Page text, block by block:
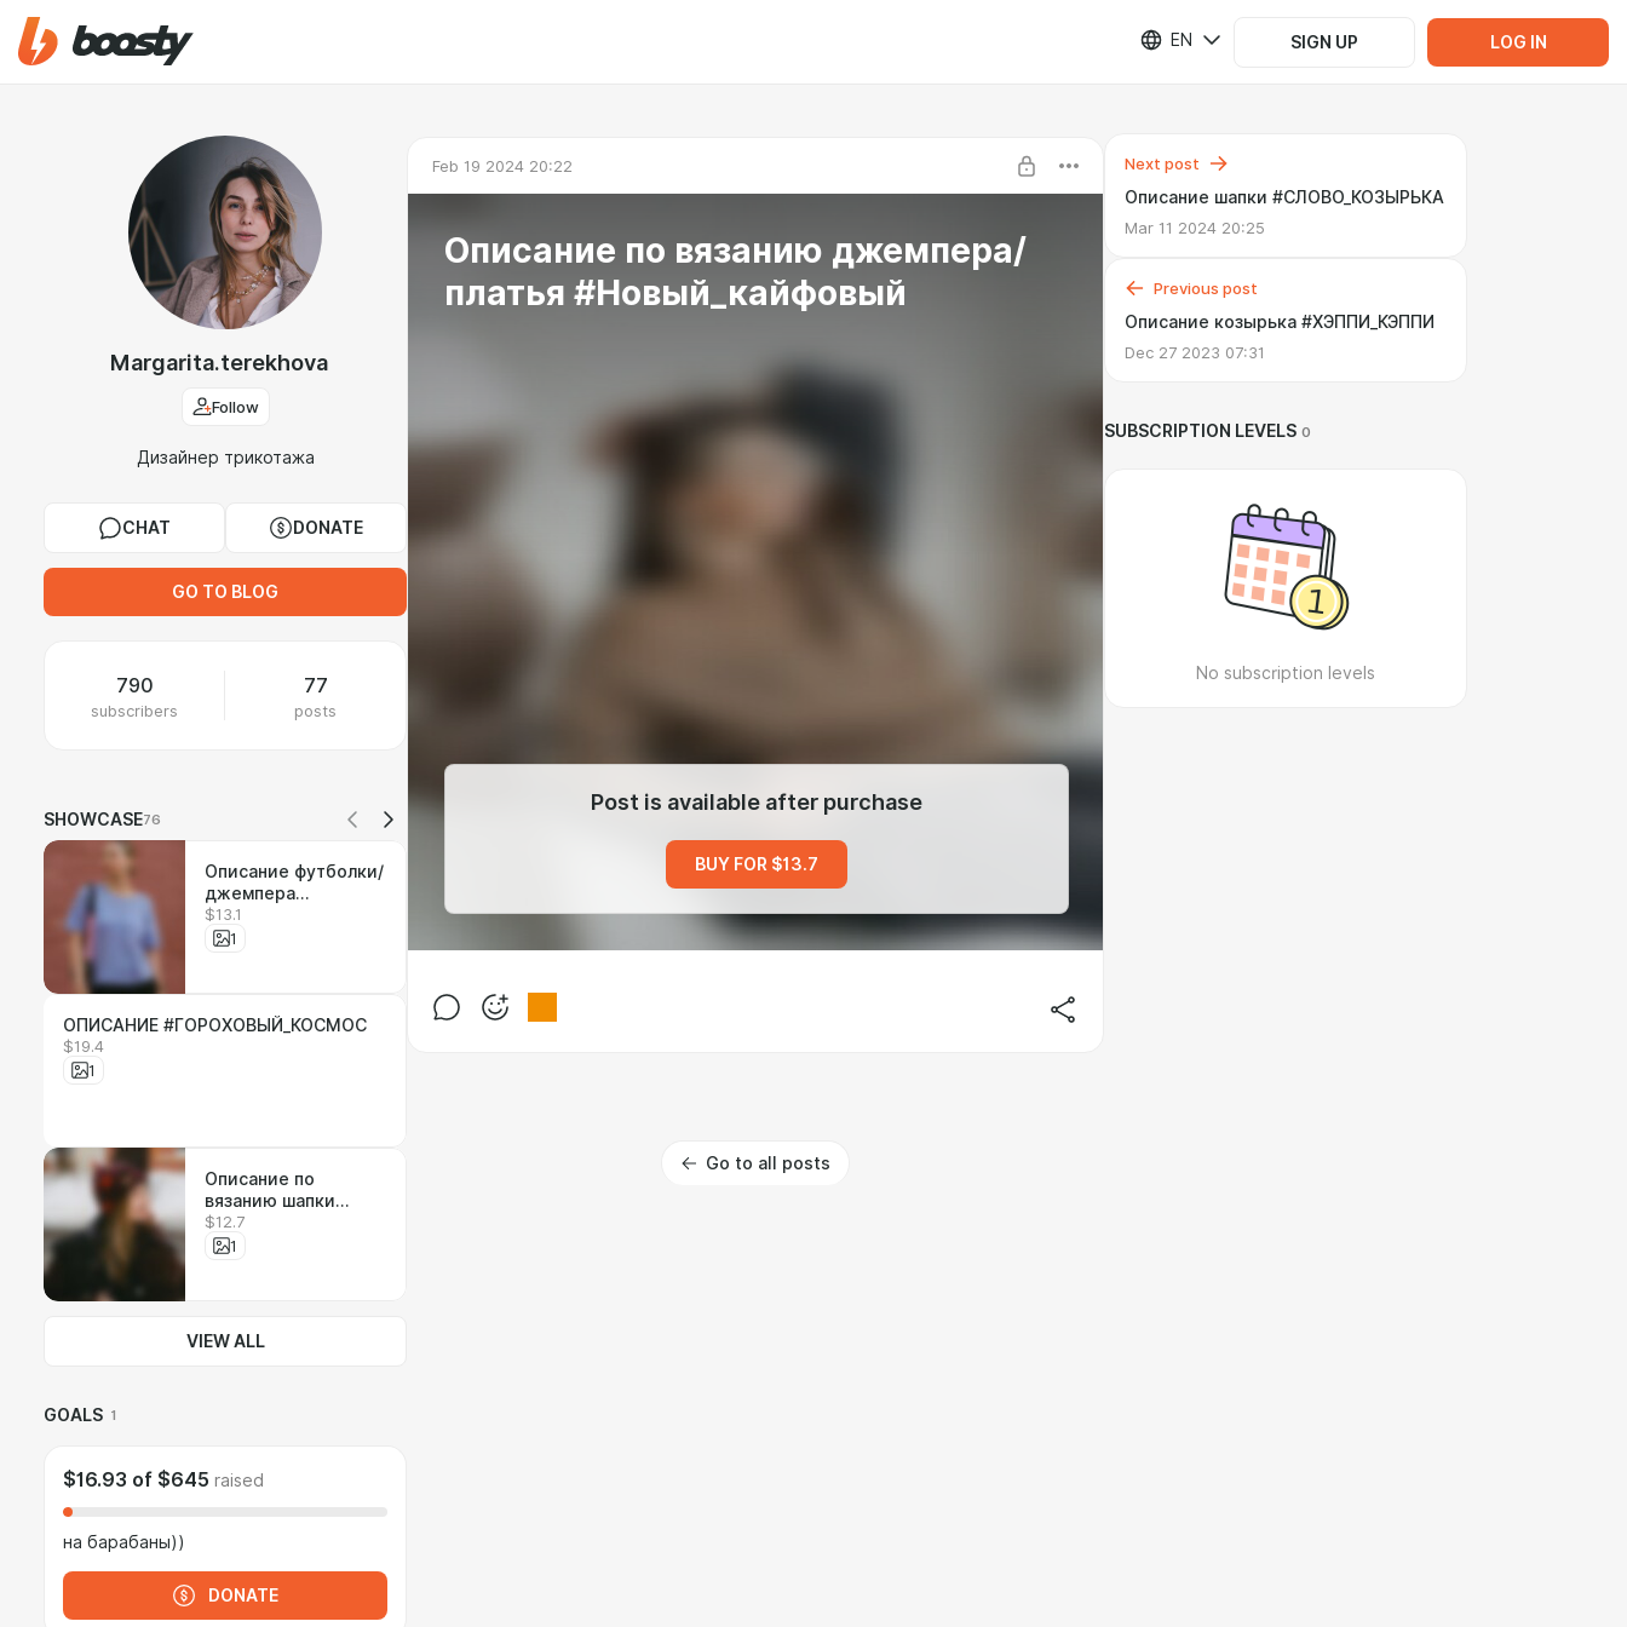
EN SIGN UP LOG IN
Margarita.terekhova
Follow
Дизайнер трикотажа
CHAT DONATE
GO TO BLOG
790
subscribers
77
posts
SHOWCASE76
Описание футболки/
джемпера
#Роскошная_база в
формате PDF
$13.1
1
ОПИСАНИЕ #ГОРОХОВЫЙ_КОСМОС
$19.4
1
Описание по
вязанию шапки
#ПОЛОСАТАЯ_В_КОС
МОСЕ
$12.7
1
VIEW ALL
GOALS 1
$16.93 of $645 raised
на барабаны))
DONATE
Feb 19 2024 20:22
Описание по вязанию джемпера/
платья #Новый_кайфовый
Post is available after purchase
BUY FOR $13.7
Go to all posts
Next post
Описание шапки #СЛОВО_КОЗЫРЬКА
Mar 11 2024 20:25
Previous post
Описание козырька #ХЭППИ_КЭППИ
Dec 27 2023 07:31
SUBSCRIPTION LEVELS 0
No subscription levels